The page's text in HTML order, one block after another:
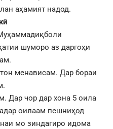
аҳамият надод.
шуморо аз даргоҳи
менависам. Дар бораи
Дар чор дар хона 5 оила
оилаам пешниҳод
мо зиндагиро идома